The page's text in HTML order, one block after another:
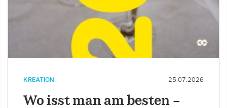
KREATION 25.07.2026
Wo isst man am besten –